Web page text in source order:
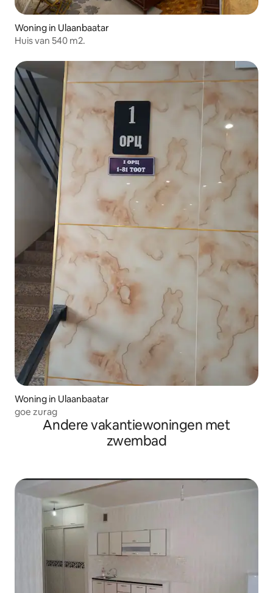
Woning in Ulaanbaatar
Huis van 540 m2.
Woning in Ulaanbaatar
goe zurag
Andere vakantiewoningen met
zwembad